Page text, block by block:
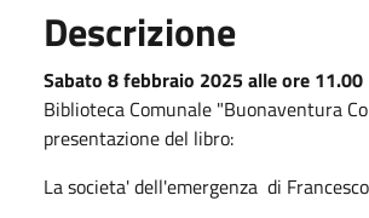
Descrizione
Sabato 8 febbraio 2025 alle ore 11.00
Biblioteca Comunale "Buonaventura
presentazione del libro:
La societa' dell'emergenza di